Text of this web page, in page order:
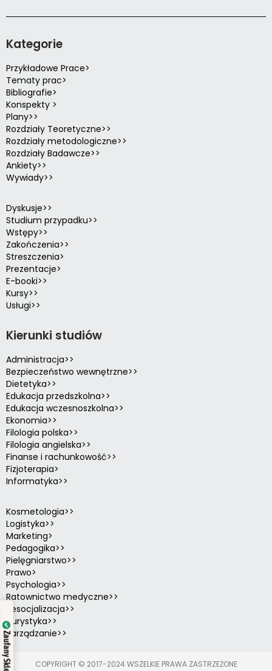
Kategorie
Przykładowe Prace>
Tematy prac>
Bibliografie>
Konspekty >
Plany>>
Rozdziały Teoretyczne>>
Rozdziały metodologiczne>>
Rozdziały Badawcze>>
Ankiety>>
Wywiady>>
Dyskusje>>
Studium przypadku>>
Wstępy>>
Zakończenia>>
Streszczenia>
Prezentacje>
E-booki>>
Kursy>>
Usługi>>
Kierunki studiów
Administracja>>
Bezpieczeństwo wewnętrzne>>
Dietetyka>>
Edukacja przedszkolna>>
Edukacja wczesnoszkolna>>
Ekonomia>>
Filologia polska>>
Filologia angielska>>
Finanse i rachunkowość>>
Fizjoterapia>
Informatyka>>
Kosmetologia>>
Logistyka>>
Marketing>
Pedagogika>>
Pielęgniarstwo>>
Prawo>
Psychologia>>
Ratownictwo medyczne>>
Resocjalizacja>>
Turystyka>>
Zarządzanie>>
COPYRIGHT © 2017-2024 WSZELKIE PRAWA ZASTRZEŻONE
Zaufany Sklep